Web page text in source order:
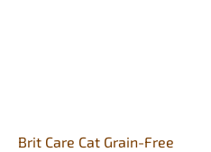
Brit Care Cat Grain-Free